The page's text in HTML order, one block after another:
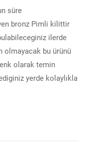
süre
bronz Pimli kilittir
ilerde
olmayacak bu ürünü
olarak temin
yerde kolaylıkla